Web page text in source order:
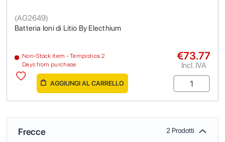
Batteria Ioni di Litio By Electhium
(AG2649)
Non-Stock Item - Tempistica 2
Days from purchase
€73.77
Incl. IVA
AGGIUNGI AL CARRELLO
Frecce 2 Prodotti